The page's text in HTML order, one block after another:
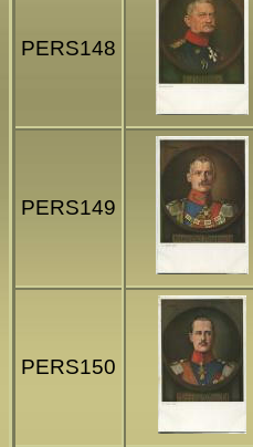
PERS148
PERS149
PERS150